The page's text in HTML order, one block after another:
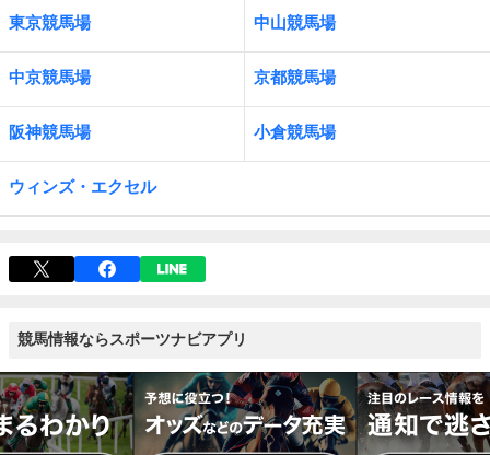
東京競馬場 中山競馬場
中京競馬場 京都競馬場
阪神競馬場 小倉競馬場
ウィンズ・エクセル
競馬情報ならスポーツナビアプリ